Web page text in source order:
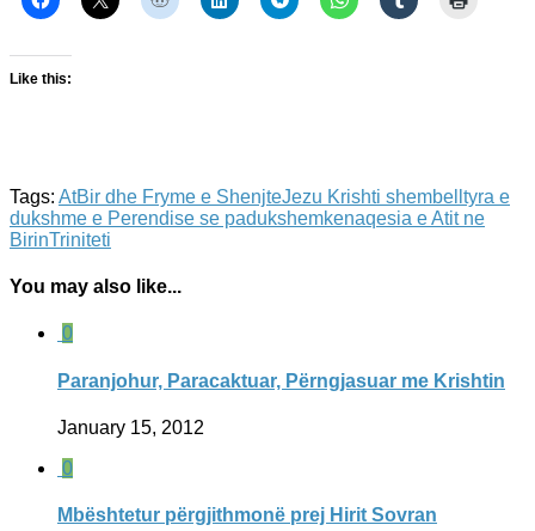
Like this:
Tags: AtBir dhe Fryme e ShenjteJezu Krishti shembelltyra e
dukshme e Perendise se padukshemkenaqesia e Atit ne
BirinTriniteti
You may also like...
0
Paranjohur, Paracaktuar, Përngjasuar me Krishtin
January 15, 2012
0
Mbështetur përgjithmonë prej Hirit Sovran